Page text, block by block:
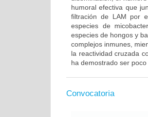
humoral efectiva que
filtración de LAM por
especies de
especies de hongos y
complejos inmunes,
la reactividad cruzada
ha demostrado ser
Convocatoria